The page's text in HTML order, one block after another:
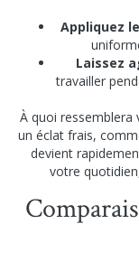
Appliquez
Laissez
travailler
À quoi ressemblera
un éclat frais,
devient
votre